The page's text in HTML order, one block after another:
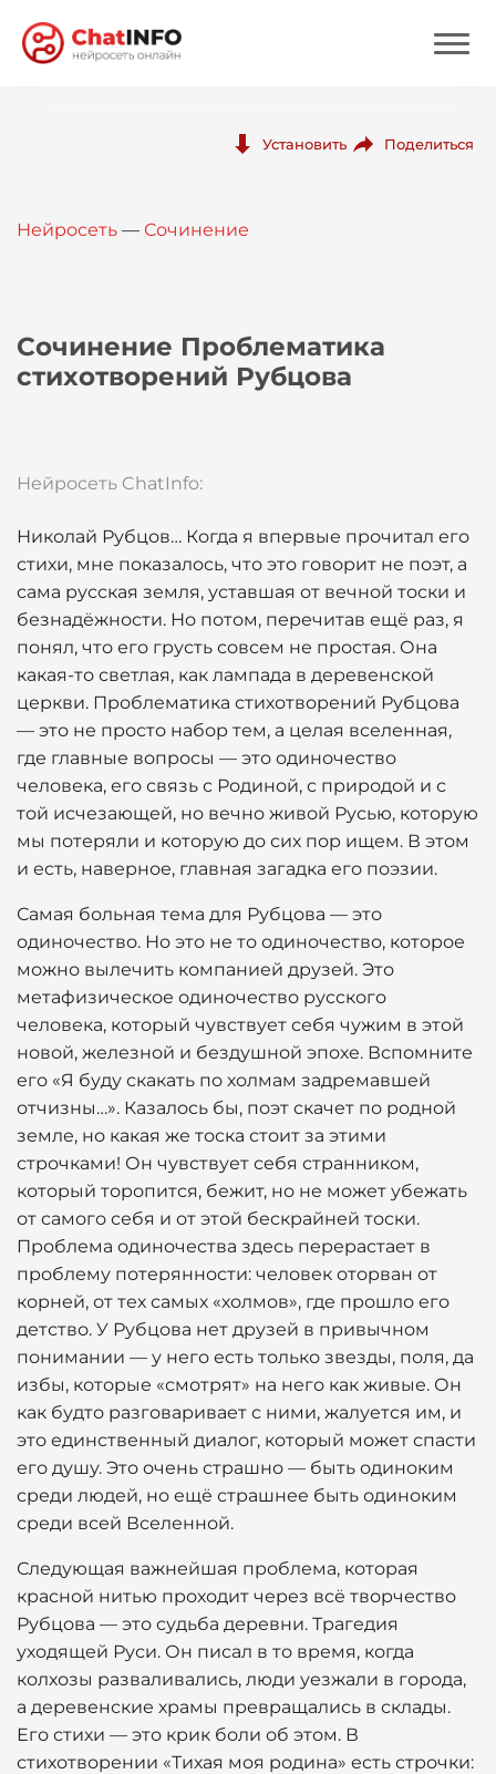
Вход
Установить Поделиться
Нейросеть — Сочинение
Сочинение Проблематика
стихотворений Рубцова
Нейросеть ChatInfo:
Николай Рубцов… Когда я впервые прочитал его
стихи, мне показалось, что это говорит не поэт, а
сама русская земля, уставшая от вечной тоски и
безнадёжности. Но потом, перечитав ещё раз, я
понял, что его грусть совсем не простая. Она
какая-то светлая, как лампада в деревенской
церкви. Проблематика стихотворений Рубцова
— это не просто набор тем, а целая вселенная,
где главные вопросы — это одиночество
человека, его связь с Родиной, с природой и с
той исчезающей, но вечно живой Русью, которую
мы потеряли и которую до сих пор ищем. В этом
и есть, наверное, главная загадка его поэзии.
Самая больная тема для Рубцова — это
одиночество. Но это не то одиночество, которое
можно вылечить компанией друзей. Это
метафизическое одиночество русского
человека, который чувствует себя чужим в этой
новой, железной и бездушной эпохе. Вспомните
его «Я буду скакать по холмам задремавшей
отчизны…». Казалось бы, поэт скачет по родной
земле, но какая же тоска стоит за этими
строчками! Он чувствует себя странником,
который торопится, бежит, но не может убежать
от самого себя и от этой бескрайней тоски.
Проблема одиночества здесь перерастает в
проблему потерянности: человек оторван от
корней, от тех самых «холмов», где прошло его
детство. У Рубцова нет друзей в привычном
понимании — у него есть только звезды, поля, да
избы, которые «смотрят» на него как живые. Он
как будто разговаривает с ними, жалуется им, и
это единственный диалог, который может спасти
его душу. Это очень страшно — быть одиноким
среди людей, но ещё страшнее быть одиноким
среди всей Вселенной.
Следующая важнейшая проблема, которая
красной нитью проходит через всё творчество
Рубцова — это судьба деревни. Трагедия
уходящей Руси. Он писал в то время, когда
колхозы разваливались, люди уезжали в города,
а деревенские храмы превращались в склады.
Его стихи — это крик боли об этом. В
стихотворении «Тихая моя родина» есть строчки: